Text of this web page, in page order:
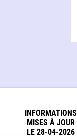
INFORMATIONS
MISES À JOUR
LE 28-04-2026